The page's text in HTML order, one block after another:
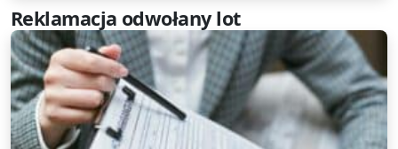
Reklamacja odwołany lot